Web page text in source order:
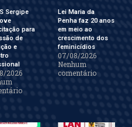
Sergipe
para
de
e
2026
Lei Maria da
Penha faz 20 anos
em meio ao
crescimento dos
feminicídios
07/08/2026
Nenhum
comentário